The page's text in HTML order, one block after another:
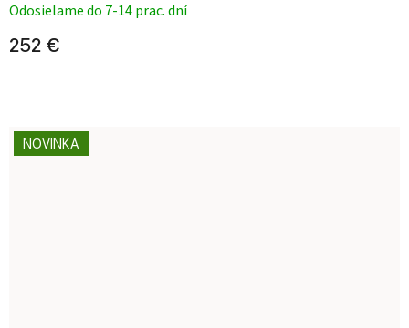
Odosielame do 7-14 prac. dní
252 €
NOVINKA